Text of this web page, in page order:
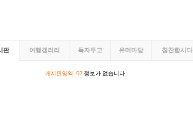
판 여행갤러리 독자투고 유머마당 칭찬합시다
게시판영역_02정보가 없습니다.